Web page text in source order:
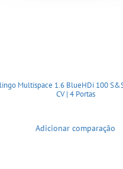
Multispace 1.6 BlueHDi 100
CV | 4 Portas
Adicionar comparação